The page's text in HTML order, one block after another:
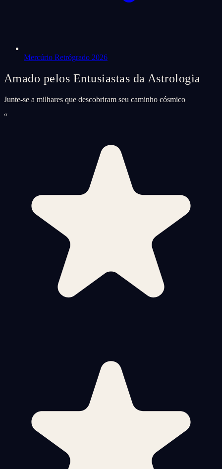
Mercúrio Retrógrado 2026
Amado pelos Entusiastas da Astrologia
Junte-se a milhares que descobriram seu caminho cósmico
“